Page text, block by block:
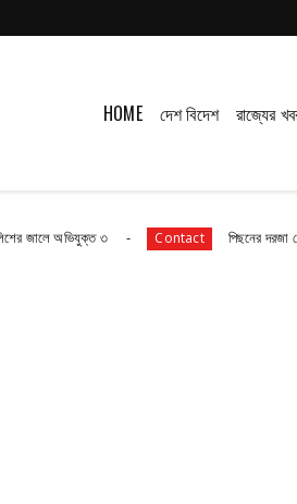
HOME দেশ বিদেশ রাজ্যের
৩ Contact পিছনের দরজা ভেঙে চুরি, দ্রুত